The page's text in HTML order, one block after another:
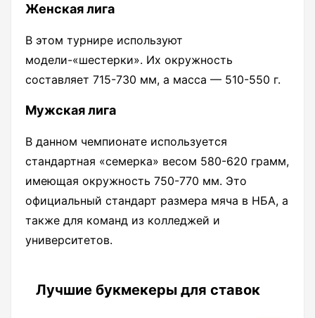
Женская лига
В этом турнире используют
модели-«шестерки». Их окружность
составляет 715-730 мм, а масса — 510-550 г.
Мужская лига
В данном чемпионате используется
стандартная «семерка» весом 580-620 грамм,
имеющая окружность 750-770 мм. Это
официальный стандарт размера мяча в НБА, а
также для команд из колледжей и
университетов.
Лучшие букмекеры для ставок